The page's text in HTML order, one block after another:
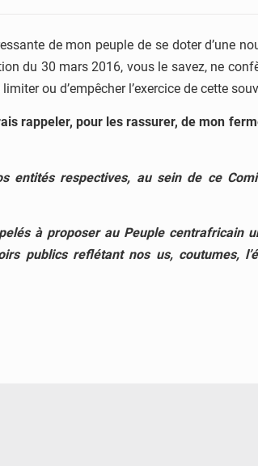
de mon peuple de se doter d’une
du 30 mars 2016, vous le savez, ne
ou d’empêcher l’exercice de cette
rappeler, pour les rassurer, de mon
entités respectives, au sein de ce
à proposer au Peuple centrafricain
publics reflétant nos us, coutumes,